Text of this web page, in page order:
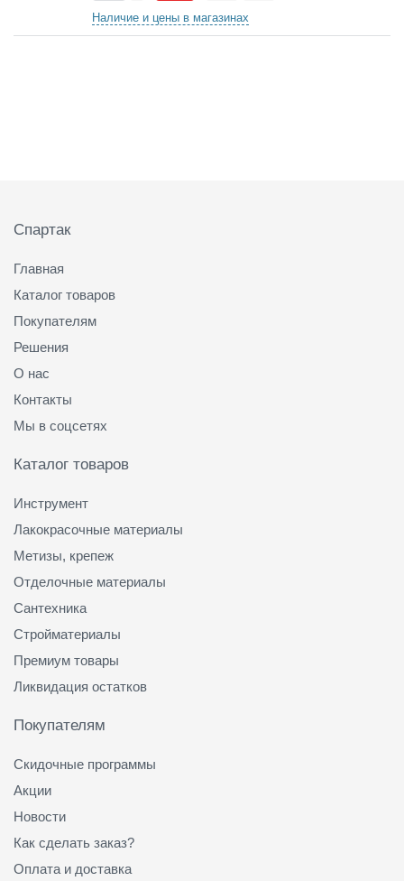
Наличие и цены в магазинах
Спартак
Главная
Каталог товаров
Покупателям
Решения
О нас
Контакты
Мы в соцсетях
Каталог товаров
Инструмент
Лакокрасочные материалы
Метизы, крепеж
Отделочные материалы
Сантехника
Стройматериалы
Премиум товары
Ликвидация остатков
Покупателям
Скидочные программы
Акции
Новости
Как сделать заказ?
Оплата и доставка